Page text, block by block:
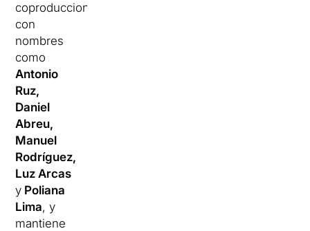
coproducciones,
con
nombres
como
Antonio
Ruz,
Daniel
Abreu,
Manuel
Rodríguez,
Luz Arcas
y Poliana
Lima, y ​​
mantiene